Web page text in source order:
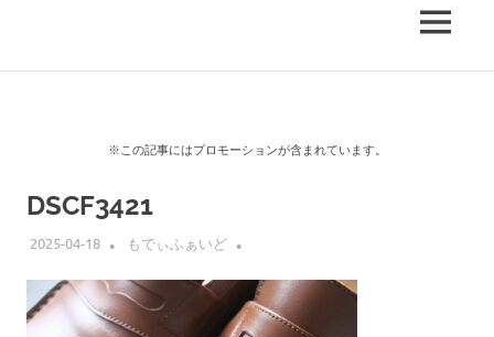
MENU
※この記事にはプロモーションが含まれています。
DSCF3421
2025-04-18 もでぃふぁいど